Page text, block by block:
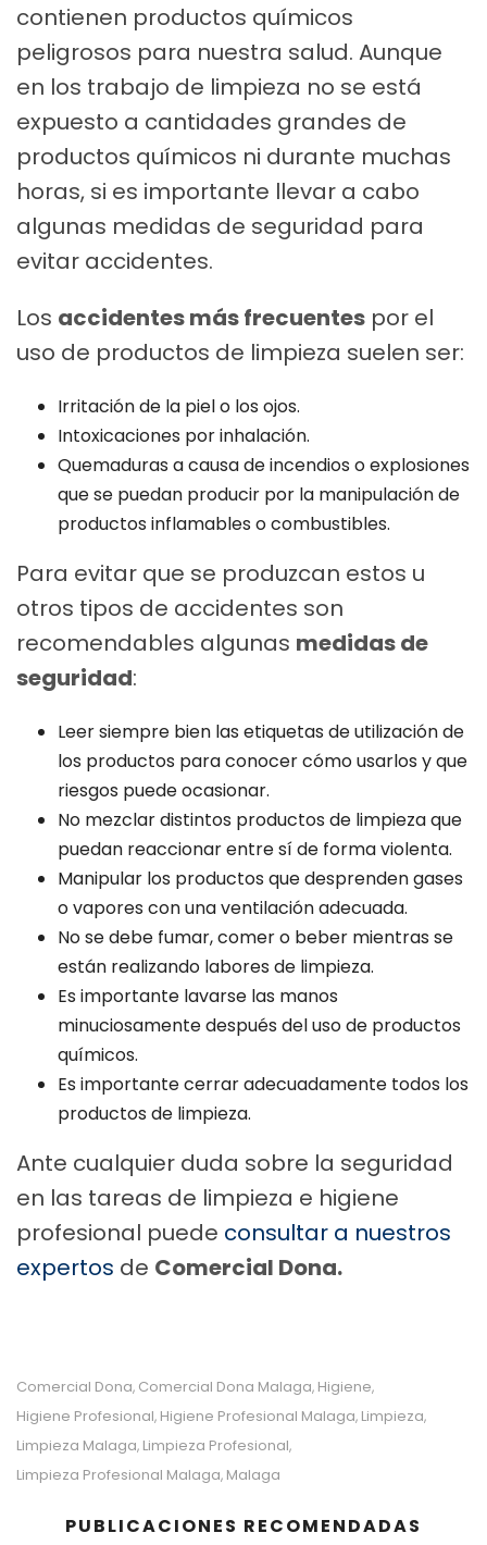
contienen productos químicos
peligrosos para nuestra salud. Aunque
en los trabajo de limpieza no se está
expuesto a cantidades grandes de
productos químicos ni durante muchas
horas, si es importante llevar a cabo
algunas medidas de seguridad para
evitar accidentes.
Los accidentes más frecuentes por el
uso de productos de limpieza suelen ser:
Irritación de la piel o los ojos.
Intoxicaciones por inhalación.
Quemaduras a causa de incendios o explosiones
que se puedan producir por la manipulación de
productos inflamables o combustibles.
Para evitar que se produzcan estos u
otros tipos de accidentes son
recomendables algunas medidas de
seguridad:
Leer siempre bien las etiquetas de utilización de
los productos para conocer cómo usarlos y que
riesgos puede ocasionar.
No mezclar distintos productos de limpieza que
puedan reaccionar entre sí de forma violenta.
Manipular los productos que desprenden gases
o vapores con una ventilación adecuada.
No se debe fumar, comer o beber mientras se
están realizando labores de limpieza.
Es importante lavarse las manos
minuciosamente después del uso de productos
químicos.
Es importante cerrar adecuadamente todos los
productos de limpieza.
Ante cualquier duda sobre la seguridad
en las tareas de limpieza e higiene
profesional puede consultar a nuestros
expertos de Comercial Dona.
Comercial Dona, Comercial Dona Malaga, Higiene,
Higiene Profesional, Higiene Profesional Malaga, Limpieza,
Limpieza Malaga, Limpieza Profesional,
Limpieza Profesional Malaga, Malaga
PUBLICACIONES RECOMENDADAS